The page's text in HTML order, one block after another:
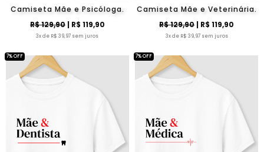
Camiseta Mãe e Psicóloga.
R$ 129,90| R$ 119,90
3x de R$ 39,97 sem juros
Camiseta Mãe e Veterinária.
R$ 129,90| R$ 119,90
3x de R$ 39,97 sem juros
7% OFF 7% OFF